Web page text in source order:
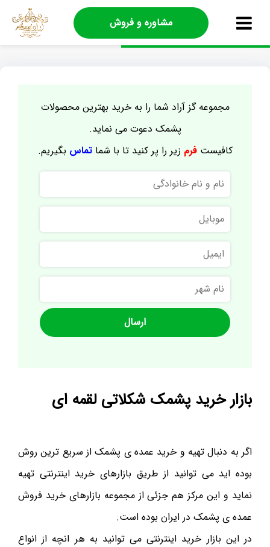
مشاوره و فروش
مجموعه گز آراد شما را به خرید بهترین محصولات
پشمک دعوت می نماید.
کافیستفرم زیر را پر کنید تا با شماتماس بگیریم.
نام
و
نام
خانوادگی
موبایل
ایمیل
نام
شهر
بازار خرید پشمک شکلاتی لقمه ای
اگر به دنبال تهیه و خرید عمده ی پشمک از سریع ترین روش
بوده اید می توانید از طریق بازارهای خرید اینترنتی تهیه
نماید و این مرکز هم جزئی از مجموعه بازارهای خرید فروش
عمده ی پشمک در ایران بوده است.
در این بازار خرید اینترنتی می توانید به هر انچه از انواع